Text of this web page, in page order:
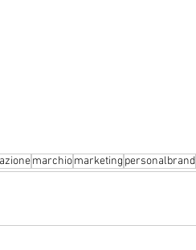
marchiomarketing personalbrand